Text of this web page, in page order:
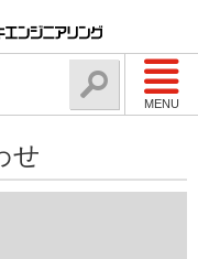
MENU
せ